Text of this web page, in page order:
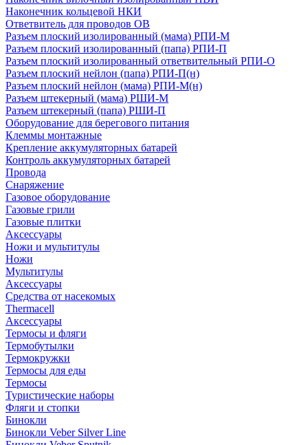
Наконечник кольцевой НКИ
Ответвитель для проводов ОВ
Разъем плоский изолированный (мама) РПИ-М
Разъем плоский изолированный (папа) РПИ-П
Разъем плоский изолированный ответвительный РПИ-О
Разъем плоский нейлон (папа) РПИ-П(н)
Разъем плоский нейлон (мама) РПИ-М(н)
Разъем штекерный (мама) РШИ-М
Разъем штекерный (папа) РШИ-П
Оборудование для берегового питания
Клеммы монтажные
Крепление аккумуляторных батарей
Контроль аккумуляторных батарей
Провода
Снаряжение
Газовое оборудование
Газовые грили
Газовые плитки
Аксессуары
Ножи и мультитулы
Ножи
Мультитулы
Аксессуары
Средства от насекомых
Thermacell
Аксессуары
Термосы и фляги
Термобутылки
Термокружки
Термосы для еды
Термосы
Туристические наборы
Фляги и стопки
Бинокли
Бинокли Veber Silver Line